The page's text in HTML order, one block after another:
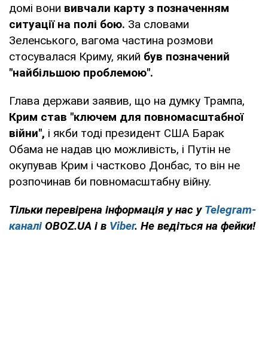
домі вони вивчали карту з позначенням
ситуації на полі бою. За словами
Зеленського, вагома частина розмови
стосувалася Криму, який був позначений
"найбільшою проблемою".
Глава держави заявив, що на думку Трампа,
Крим став "ключем для повномасштабної
війни", і якби тоді президент США Барак
Обама не надав цю можливість, і Путін не
окупував Крим і частково Донбас, то він не
розпочинав би повномасштабну війну.
Тільки перевірена інформація у нас у Telegram-
каналі OBOZ.UA і в Viber. Не ведіться на фейки!